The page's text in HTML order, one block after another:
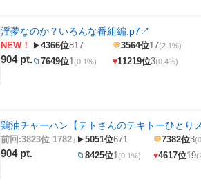
淫夢なのか？いろんな番組編.p7↗
NEW！
904 pt.
▶4366位817 💬3564位17(2.1%)
📁 7649位1(0.1%) ♥11219位3(0.4%)
鶏油チャーハン【テトさんのテキトーひとりメ
前回:3823位 1782↓
904 pt.
▶5051位671 💬7382位3
📁 8425位1(0.1%) ♥4617位19